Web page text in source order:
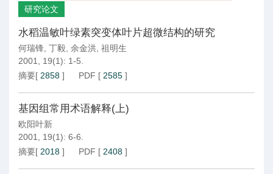
研究论文
水稻温敏叶绿素突变体叶片超微结构的研究
何瑞锋 丁毅 余金洪 祖明生
2001, 19(1): 1-5.
摘要[ 2858 ] PDF [ 2585 ]
基因组常用术语解释(上)
欧阳叶新
2001, 19(1): 6-6.
摘要[ 2018 ] PDF [ 2408 ]